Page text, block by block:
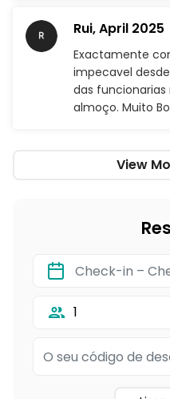
Rui,April 2025
Exactamente
impecavel
das
almoço. Muito
View
1